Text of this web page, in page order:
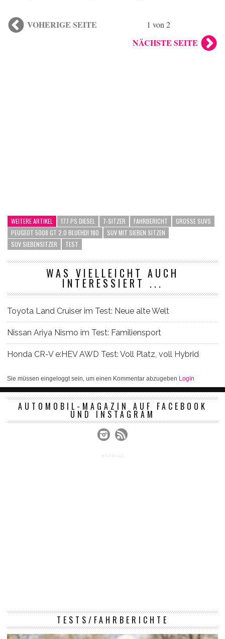
VOHERIGE SEITE 1 von 2
NÄCHSTE SEITE
WEITERE ARTIKEL 177 PS DIESEL 7-SITZER FAHRBERICHT
GROSSE SUVS
PEUGEOT 5008 GT 2.0 BLUEHDI 180
SUV MIT SIEBEN SITZEN
SUV SIEBENSITZER
TEST
WAS VIELLEICHT AUCH
INTERESSIERT ...
Toyota Land Cruiser im Test: Neue alte Welt
Nissan Ariya Nismo im Test: Familiensport
Honda CR-V e:HEV AWD Test: Voll Platz, voll Hybrid
Sie müssen eingeloggt sein, um einen Kommentar abzugeben Login
AUTOMOBIL-MAGAZIN AUF FACEBOOK
UND INSTAGRAM
ANZEIGE
TESTS/FAHRBERICHTE